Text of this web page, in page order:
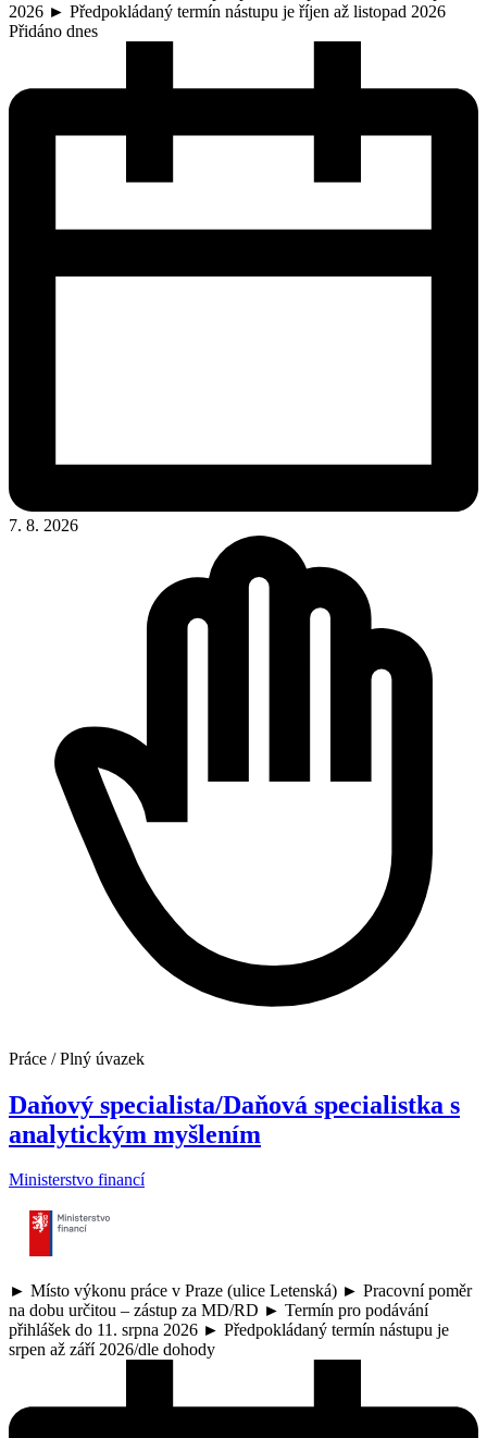
2026 ► Předpokládaný termín nástupu je říjen až listopad 2026
Přidáno dnes
7. 8. 2026
Práce / Plný úvazek
Daňový specialista/Daňová specialistka s
analytickým myšlením
Ministerstvo financí
► Místo výkonu práce v Praze (ulice Letenská) ► Pracovní poměr
na dobu určitou – zástup za MD/RD ► Termín pro podávání
přihlášek do 11. srpna 2026 ► Předpokládaný termín nástupu je
srpen až září 2026/dle dohody